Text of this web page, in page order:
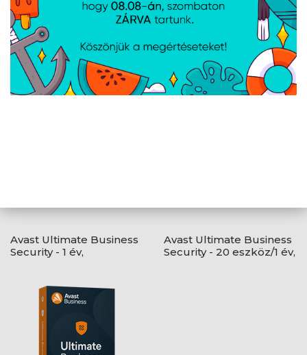
AJÁNLATUNKBÓL
Avast Ultimate Business
Security - 1 év,
Avast Ultimate Business
Security - 20 eszköz/1 év,